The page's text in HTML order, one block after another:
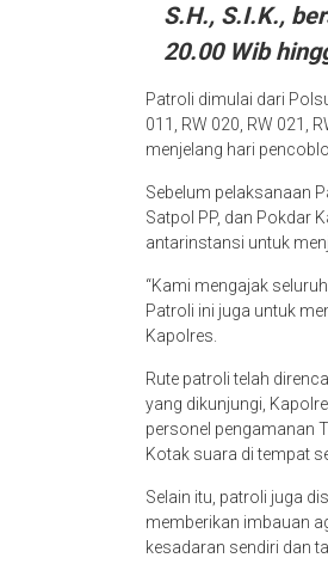
S.H., S.I.K.,
20.00 Wib
Patroli dimulai dari
011, RW 020, RW 021,
menjelang hari
Sebelum pelaksanaan
Satpol PP, dan Pokdar
antarinstansi untuk
“Kami mengajak
Patroli ini juga untuk
Kapolres.
Rute patroli telah
yang dikunjungi,
personel pengamanan
Kotak suara di tempat
Selain itu, patroli juga
memberikan imbauan
kesadaran sendiri dan